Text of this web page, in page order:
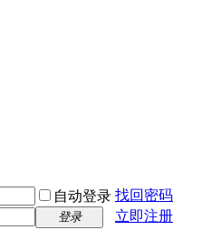
自动登录 找回密码
登录 立即注册